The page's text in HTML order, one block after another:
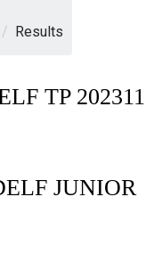
/ Results
TP 202311
JUNIOR